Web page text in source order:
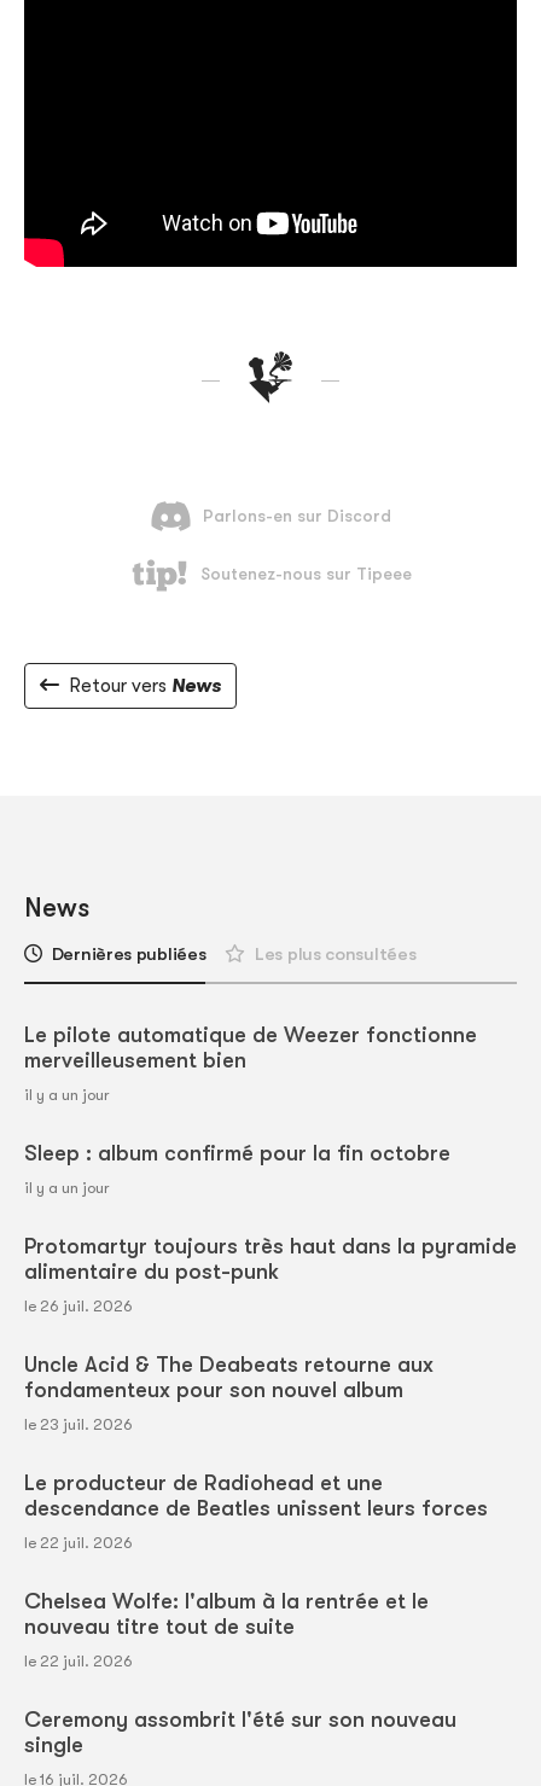
Retour vers News
News
Dernières publiées Les plus consultées
Le pilote automatique de Weezer fonctionne
merveilleusement bien
il y a un jour
Sleep : album confirmé pour la fin octobre
il y a un jour
Protomartyr toujours très haut dans la pyramide
alimentaire du post-punk
le 26 juil. 2026
Uncle Acid & The Deabeats retourne aux
fondamenteux pour son nouvel album
le 23 juil. 2026
Le producteur de Radiohead et une
descendance de Beatles unissent leurs forces
le 22 juil. 2026
Chelsea Wolfe: l'album à la rentrée et le
nouveau titre tout de suite
le 22 juil. 2026
Ceremony assombrit l'été sur son nouveau
single
le 16 juil. 2026